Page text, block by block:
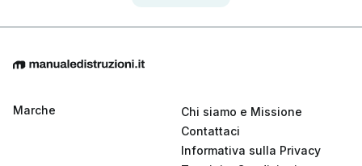
Marche
Chi siamo e Missione
Contattaci
Informativa sulla Privacy